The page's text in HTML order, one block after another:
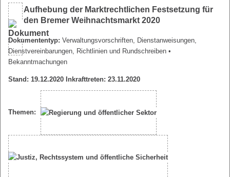
Aufhebung der Marktrechtlichen Festsetzung für
den Bremer Weihnachtsmarkt 2020
Dokumententyp: Verwaltungsvorschriften, Dienstanweisungen,
Dienstvereinbarungen, Richtlinien und Rundschreiben •
Bekanntmachungen
Stand: 19.12.2020 Inkrafttreten: 23.11.2020
Themen: